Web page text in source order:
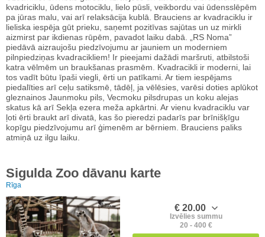
kvadriciklu, ūdens motociklu, lielo pūsli, veikbordu vai ūdensslēpēm
pa jūras malu, vai arī relaksācija kublā. Brauciens ar kvadraciklu ir
lieliska iespēja gūt prieku, saņemt pozitīvas sajūtas un uz mirkli
aizmirst par ikdienas rūpēm, pavadot laiku dabā. „RS Noma”
piedāvā aizraujošu piedzīvojumu ar jauniem un moderniem
pilnpiedziņas kvadracikliem! Ir pieejami dažādi maršruti, atbilstoši
katra vēlmēm un braukšanas prasmēm. Kvadracikli ir moderni, lai
tos vadīt būtu īpaši viegli, ērti un patīkami. Ar tiem iespējams
piedalīties arī ceļu satiksmē, tādēļ, ja vēlēsies, varēsi doties aplūkot
gleznainos Jaunmoku pils, Vecmoku pilsdrupas un koku alejas
skatus kā arī Sekļa ezera meža apkārtni. Ar vienu kvadraciklu var
ļoti ērti braukt arī divatā, kas šo pieredzi padarīs par brīnišķīgu
kopīgu piedzīvojumu arī ģimenēm ar bērniem. Brauciens paliks
atmiņā uz ilgu laiku.
Sigulda Zoo dāvanu karte
Rīga
€ 20.00
Izvēlies summu
20 - 400 €